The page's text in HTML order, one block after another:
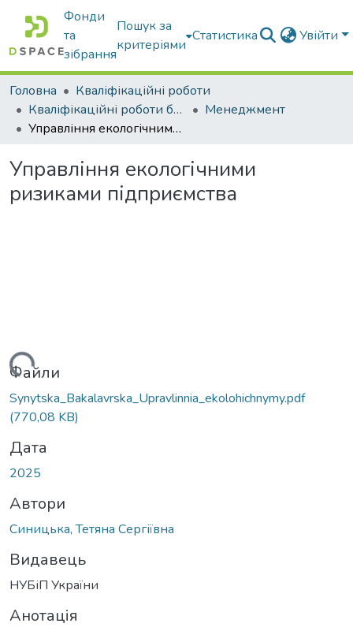
Фонди
та
зібрання
Пошук за
критеріями
Статистика Увійти
Головна
Кваліфікаційні роботи
Кваліфікаційні роботи бакалаврів
Менеджмент
Управління екологічними ризиками підприємства
Управління екологічними
ризиками підприємства
Файли
Synytska_Bakalavrska_Upravlinnia_ekolohichnymy.pdf
(770,08 KB)
Дата
2025
Автори
Синицька, Тетяна Сергіївна
Видавець
НУБіП України
Анотація